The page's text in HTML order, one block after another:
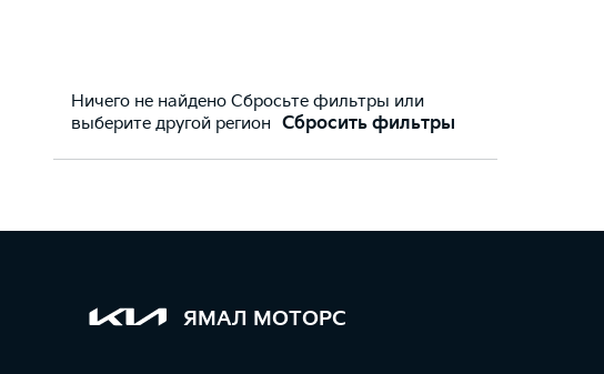
Ничего не найдено Сбросьте фильтры или
выберите другой регион Сбросить фильтры
ЯМАЛ МОТОРС